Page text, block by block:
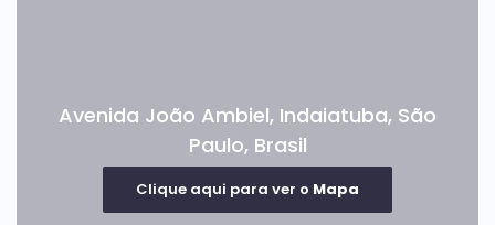
Avenida João Ambiel, Indaiatuba, São
Paulo, Brasil
Clique aqui para ver o Mapa